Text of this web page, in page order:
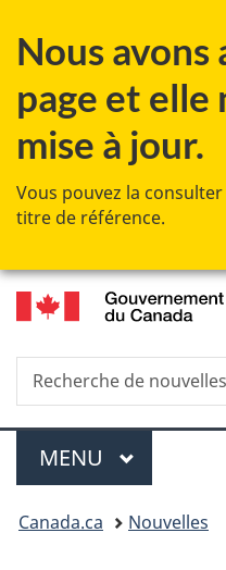
Nous
page et elle
mise à jour.
Vous pouvez la
titre de référence.
Recherche
Recherche
de
Menu
MENU PRINCIPAL
Vous
Canada.ca Nouvelles